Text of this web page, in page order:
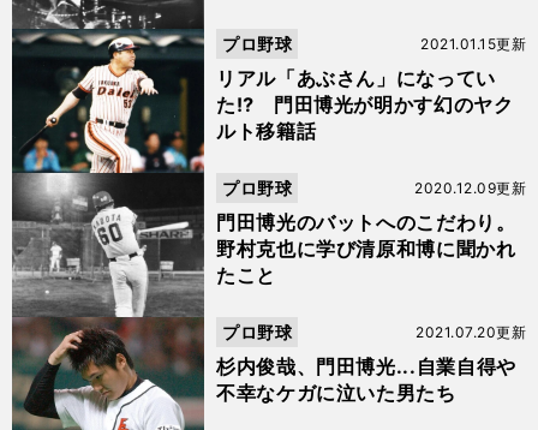
リアル「あぶさん」になってい
た⁉︎ 門田博光が明かす幻のヤク
ルト移籍話
2021.01.15更新
プロ野球
門田博光のバットへのこだわり。
野村克也に学び清原和博に聞かれ
たこと
2020.12.09更新
プロ野球
杉内俊哉、門田博光...自業自得や
不幸なケガに泣いた男たち
2021.07.20更新
プロ野球